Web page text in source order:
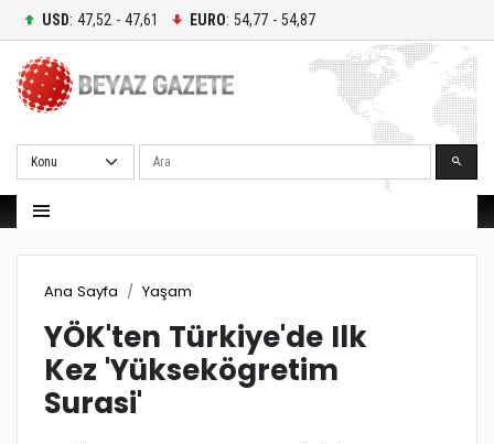
USD: 47,52 - 47,61 EURO: 54,77 - 54,87
Ara
Ana Sayfa Yaşam
YÖK'ten Türkiye'de Ilk
Kez 'Yüksekögretim
Surasi'